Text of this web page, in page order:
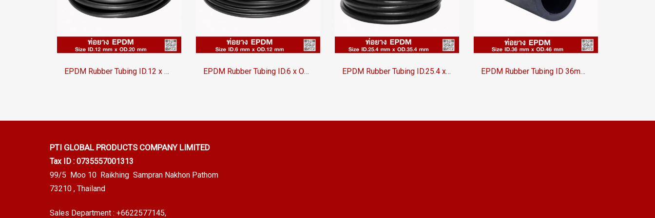
EPDM Rubber Tubing ID.12 x OD.20 mm EPDM Rubber Tubing ID.6 x OD.12 mm EPDM Rubber Tubing ID.25.4 x OD.35.4 mm EPDM Rubber Tubing ID 36mm OD 46mm Heat Resistant Industrial Hose for Fluid Transfer | Tuberry®
PTI GLOBAL PRODUCTS COMPANY LIMITED
Tax ID : 0735557001313
99/5 Moo 10 Raikhing Sampran Nakhon Pathom
73210 , Thailand
Sales Department : +6622577145,